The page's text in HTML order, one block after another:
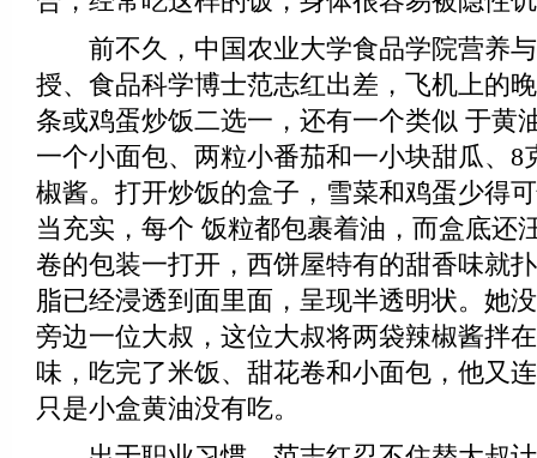
前不久，中国农业大学食品学院营养与
授、食品科学博士范志红出差，飞机上的
条或鸡蛋炒饭二选一，还有一个类似 于黄
一个小面包、两粒小番茄和一小块甜瓜、8
椒酱。打开炒饭的盒子，雪菜和鸡蛋少得
当充实，每个 饭粒都包裹着油，而盒底还
卷的包装一打开，西饼屋特有的甜香味就
脂已经浸透到面里面，呈现半透明状。她
旁边一位大叔，这位大叔将两袋辣椒酱拌
味，吃完了米饭、甜花卷和小面包，他又
只是小盒黄油没有吃。